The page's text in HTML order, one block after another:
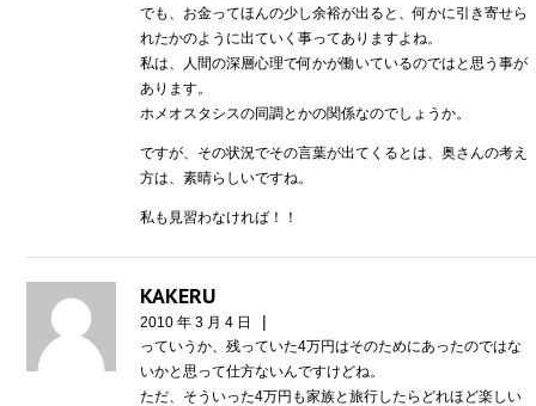
でも、お金ってほんの少し余裕が出ると、何かに引き寄せら
れたかのように出ていく事ってありますよね。
私は、人間の深層心理で何かが働いているのではと思う事が
あります。
ホメオスタシスの同調とかの関係なのでしょうか。
ですが、その状況でその言葉が出てくるとは、奥さんの考え
方は、素晴らしいですね。
私も見習わなければ！！
KAKERU
2010 年 3 月 4 日 |
っていうか、残っていた4万円はそのためにあったのではな
いかと思って仕方ないんですけどね。
ただ、そういった4万円も家族と旅行したらどれほど楽しい